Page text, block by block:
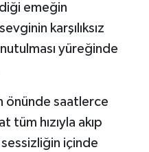
emeğin
karşılıksız
yüreğinde
önünde saatlerce
tüm hızıyla akıp
içinde